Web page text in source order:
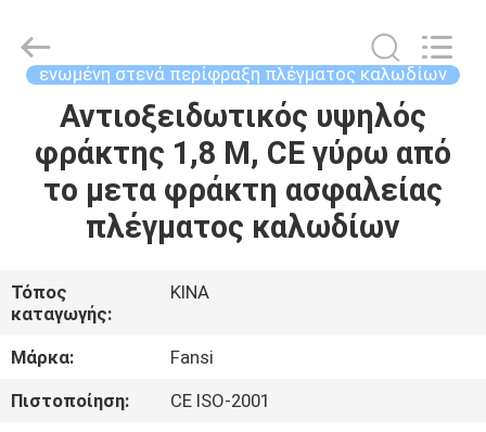
ΣΠΊΤΙ
ΠΡΟΪΌΝΤΑ
ΕΜΕΊΣ
ΓΎΡΟΣ
ΕΡΓΟΣΤΑΣΊΩΝ
προμηθευτής.
Copyright
securityfence.com.
Reserved.
Developed
ενωμένη στενά περίφραξη πλέγματος καλωδίων
Αντιοξειδωτικός υψηλός
φράκτης 1,8 Μ, CE γύρω από
το μετα φράκτη ασφαλείας
πλέγματος καλωδίων
Τόπος
καταγωγής:
ΚΙΝΑ
Μάρκα:
Fansi
Πιστοποίηση:
CE ISO-2001